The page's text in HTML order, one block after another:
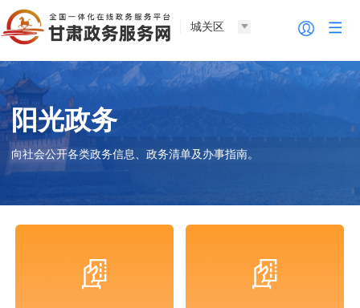
城关区
阳光政务
向社会公开各类政务信息、政务清单及办事指南。